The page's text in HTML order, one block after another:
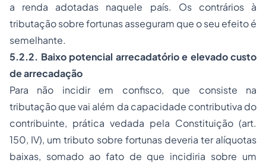
a renda adotadas naquele país. Os contrários à
tributação sobre fortunas asseguram que o seu efeito é
semelhante.
5.2.2. Baixo potencial arrecadatório e elevado custo
de arrecadação
Para não incidir em confisco, que consiste na
tributação que vai além da capacidade contributiva do
contribuinte, prática vedada pela Constituição (art.
150, IV), um tributo sobre fortunas deveria ter alíquotas
baixas, somado ao fato de que incidiria sobre um